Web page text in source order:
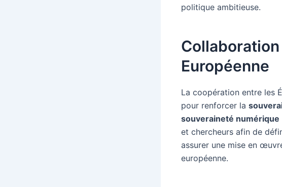
politique ambitieuse.
Collaboration
Européenne
La coopération entre les
pour renforcer la
souveraineté numérique
et chercheurs afin de
assurer une mise en
européenne.